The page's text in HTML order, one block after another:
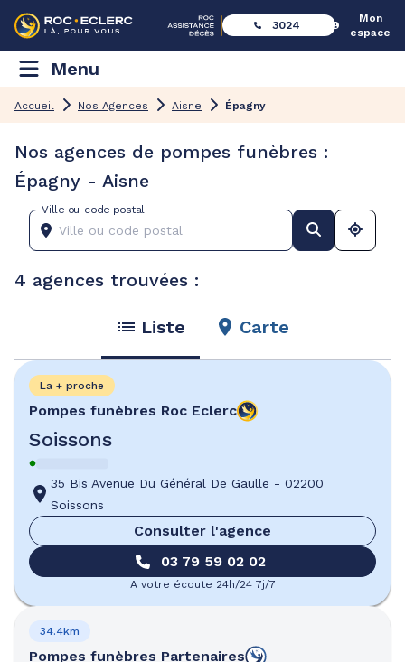
3024
Mon
espace
Menu
Accueil Nos Agences Aisne Épagny
Nos agences de pompes funèbres :
Épagny - Aisne
Ville ou code postal
4 agences trouvées :
Liste Carte
Pompes funèbres Roc Eclerc
Soissons
La + proche
35 Bis Avenue Du Général De Gaulle - 02200
Soissons
Consulter l'agence
03 79 59 02 02
A votre écoute 24h/24 7j/7
Pompes funèbres Partenaires
34.4km